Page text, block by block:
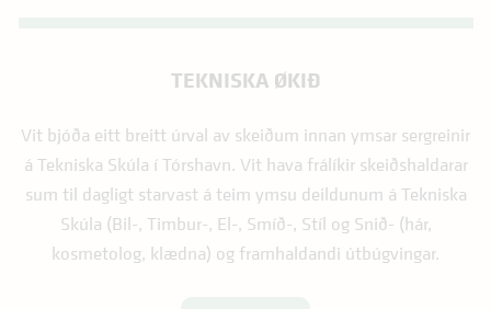
TEKNISKA ØKIÐ
Vit bjóða eitt breitt úrval av skeiðum innan ymsar sergreinir
á Tekniska Skúla í Tórshavn. Vit hava frálíkir skeiðshaldarar
sum til dagligt starvast á teim ymsu deildunum á Tekniska
Skúla (Bil-, Timbur-, El-, Smíð-, Stíl og Snið- (hár,
kosmetolog, klædna) og framhaldandi útbúgvingar.